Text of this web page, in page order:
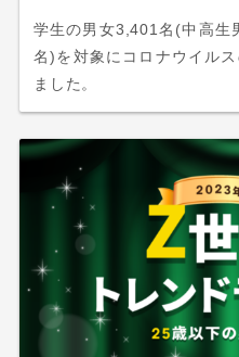
学生の男女3,401名(中高生
名)を対象にコロナウイル
ました。